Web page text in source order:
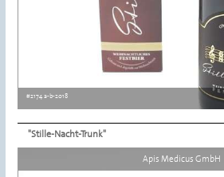
#2174 a-b-2018
"Stille-Nacht-Trunk"
Apis Medicus GmbH